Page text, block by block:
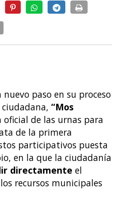
paso en su proceso
“Mos
de las urnas para
de la primera
participativos puesta
en la que la ciudadanía
directamente el
recursos municipales